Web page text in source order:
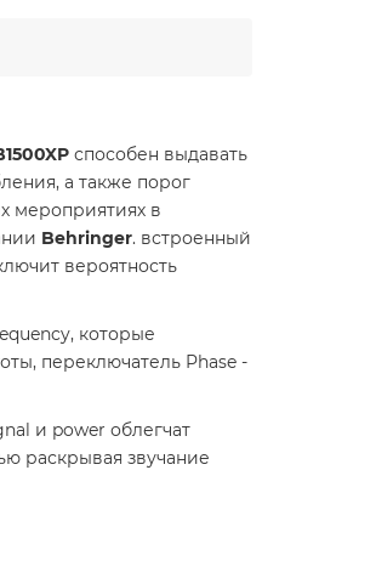
способен выдавать
а также порог
мероприятиях в
Behringer. встроенный
вероятность
которые
переключатель Phase -
и power облегчат
раскрывая звучание